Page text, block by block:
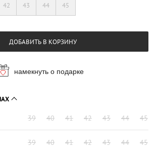
42 43 44 45
ДОБАВИТЬ В КОРЗИНУ
намекнуть о подарке
39 40 41 42 43 44 45
39 40 41 42 43 44 45